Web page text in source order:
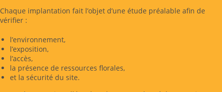
Chaque implantation fait l’objet d’une étude préalable afin de
vérifier :
l’environnement,
l’exposition,
l’accès,
la présence de ressources florales,
et la sécurité du site.